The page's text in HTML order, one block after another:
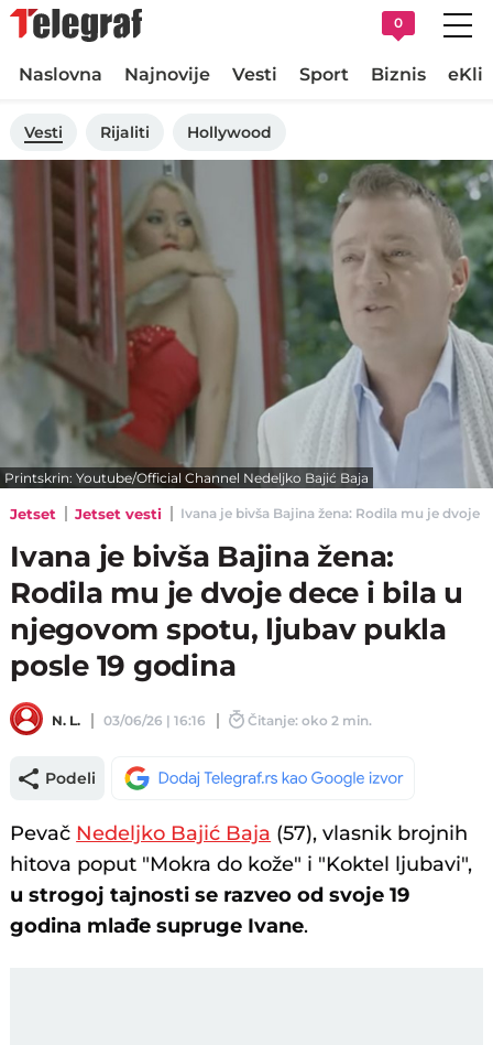
0
Naslovna Najnovije Vesti Sport Biznis
Vesti Rijaliti Hollywood
Printskrin: Youtube/Official Channel Nedeljko Bajić Baja
Jetset Jetset vesti Ivana je bivša Bajina žena: Rodila mu je dvoje
Ivana je bivša Bajina žena:
Rodila mu je dvoje dece i bila u
njegovom spotu, ljubav pukla
posle 19 godina
N. L. 03/06/26 | 16:16 Čitanje: oko 2 min.
Podeli
Pevač Nedeljko Bajić Baja (57), vlasnik brojnih
hitova poput "Mokra do kože" i "Koktel ljubavi",
u strogoj tajnosti se razveo od svoje 19
godina mlađe supruge Ivane.